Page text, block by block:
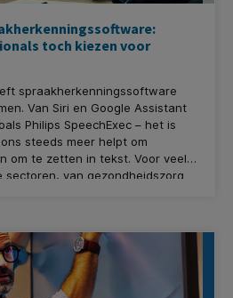
toch kiezen voor
spraakherkenningssoftware
Van Siri en Google Assistant
Philips SpeechExec – het is
steeds meer helpt om
om te zetten in tekst. Voor veel
sectoren, van gezondheidszorg
traditionele dicteerapparatuur
we waarom.